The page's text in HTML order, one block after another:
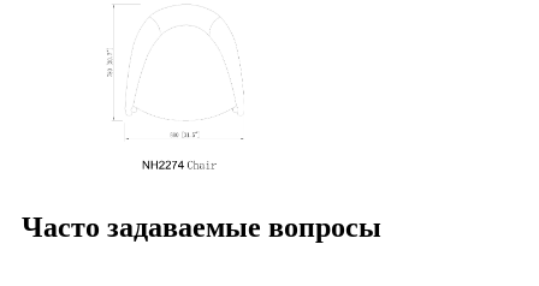
Часто задаваемые вопросы